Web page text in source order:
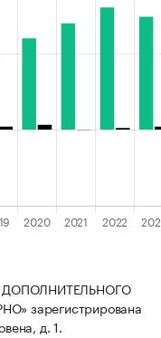
ДОПОЛНИТЕЛЬНОГО
зарегистрирована
д. 1.